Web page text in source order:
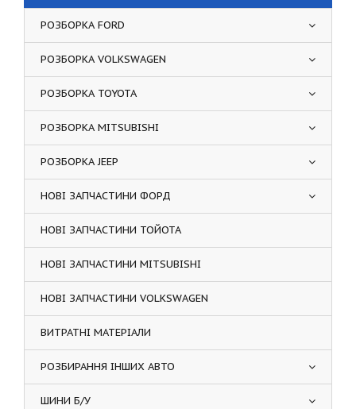
РОЗБОРКА FORD
РОЗБОРКА VOLKSWAGEN
РОЗБОРКА TOYOTA
РОЗБОРКА MITSUBISHI
РОЗБОРКА JEEP
НОВІ ЗАПЧАСТИНИ ФОРД
НОВІ ЗАПЧАСТИНИ ТОЙОТА
НОВІ ЗАПЧАСТИНИ MITSUBISHI
НОВІ ЗАПЧАСТИНИ VOLKSWAGEN
ВИТРАТНІ МАТЕРІАЛИ
РОЗБИРАННЯ ІНШИХ АВТО
ШИНИ Б/У